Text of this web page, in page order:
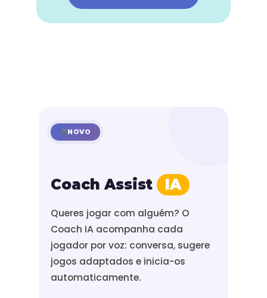
NOVO
Coach Assist IA
Queres jogar com alguém? O
Coach IA acompanha cada
jogador por voz: conversa, sugere
jogos adaptados e inicia-os
automaticamente.